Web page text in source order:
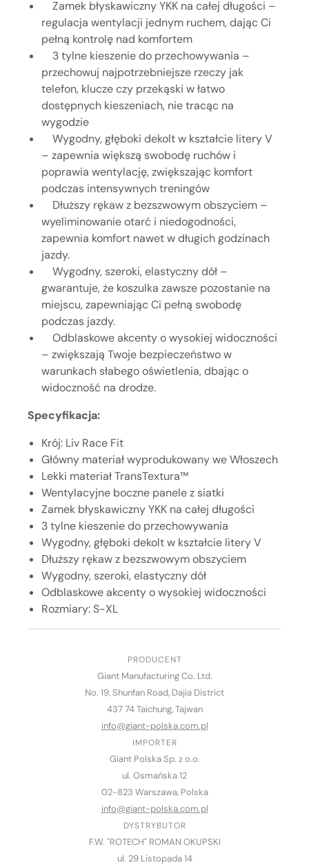
Zamek błyskawiczny YKK na całej długości –
regulacja wentylacji jednym ruchem, dając Ci
pełną kontrolę nad komfortem
3 tylne kieszenie do przechowywania –
przechowuj najpotrzebniejsze rzeczy jak
telefon, klucze czy przekąski w łatwo
dostępnych kieszeniach, nie tracąc na
wygodzie
Wygodny, głęboki dekolt w kształcie litery V
– zapewnia większą swobodę ruchów i
poprawia wentylację, zwiększając komfort
podczas intensywnych treningów
Dłuższy rękaw z bezszwowym obszyciem –
wyeliminowanie otarć i niedogodności,
zapewnia komfort nawet w długich godzinach
jazdy.
Wygodny, szeroki, elastyczny dół –
gwarantuje, że koszulka zawsze pozostanie na
miejscu, zapewniając Ci pełną swobodę
podczas jazdy.
Odblaskowe akcenty o wysokiej widoczności
– zwiększają Twoje bezpieczeństwo w
warunkach słabego oświetlenia, dbając o
widoczność na drodze.
Specyfikacja:
Krój: Liv Race Fit
Główny materiał wyprodukowany we Włoszech
Lekki materiał TransTextura™
Wentylacyjne boczne panele z siatki
Zamek błyskawiczny YKK na całej długości
3 tylne kieszenie do przechowywania
Wygodny, głęboki dekolt w kształcie litery V
Dłuższy rękaw z bezszwowym obszyciem
Wygodny, szeroki, elastyczny dół
Odblaskowe akcenty o wysokiej widoczności
Rozmiary: S-XL
PRODUCENT
Giant Manufacturing Co. Ltd.
No. 19, Shunfan Road, Dajia District
437 74 Taichung, Tajwan
info@giant-polska.com.pl
IMPORTER
Giant Polska Sp. z o.o.
ul. Osmańska 12
02-823 Warszawa, Polska
info@giant-polska.com.pl
DYSTRYBUTOR
F.W. "ROTECH" ROMAN OKUPSKI
ul. 29 Listopada 14